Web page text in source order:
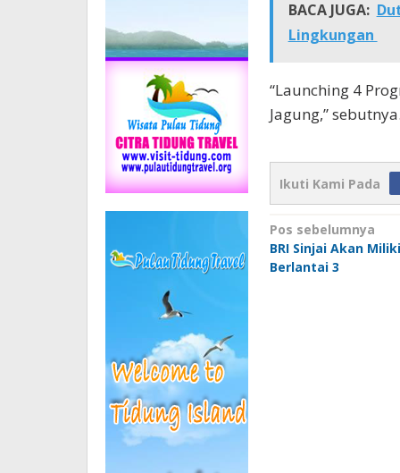
BACA JUGA:
Lingkungan
“Launching 4
Jagung,” sebutnya.
Ikuti Kami Pada
Navigasi
pos
Pos sebelumnya
BRI Sinjai Akan
Berlantai 3